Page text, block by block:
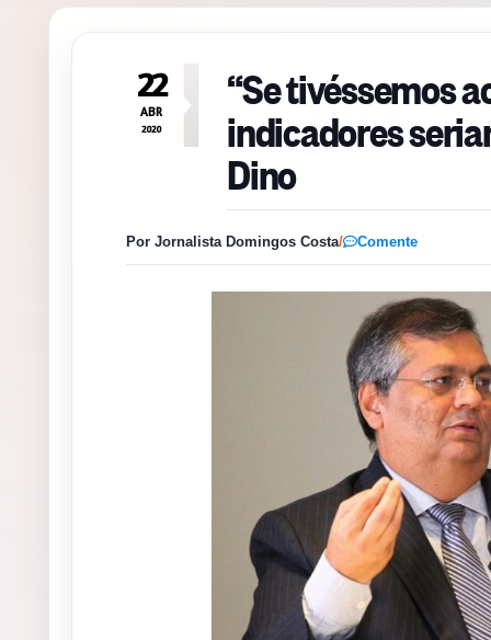
22
ABR
2020
“Se tivéssemos
indicadores
Dino
Por Jornalista Domingos Costa/ Comente